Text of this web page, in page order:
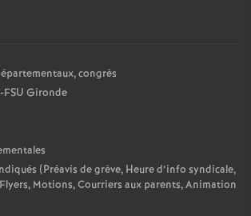
congrès
FSU Gironde
(Préavis de grève, Heure d’info syndicale,
Motions, Courriers aux parents, Animation